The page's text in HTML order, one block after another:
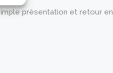
présentation et retour en